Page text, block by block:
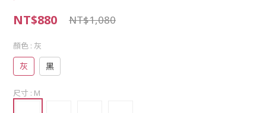
NT$880 NT$1,080
顏色 : 灰
灰 黑
尺寸 : M